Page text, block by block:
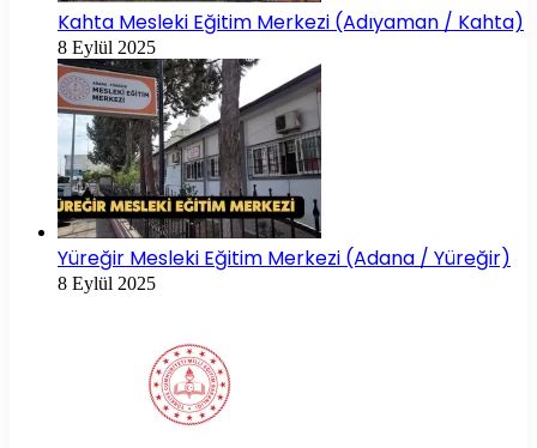
Kahta Mesleki Eğitim Merkezi (Adıyaman / Kahta)
8 Eylül 2025
Yüreğir Mesleki Eğitim Merkezi (Adana / Yüreğir)
8 Eylül 2025